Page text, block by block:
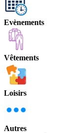
Evènements
Vêtements
Loisirs
Autres